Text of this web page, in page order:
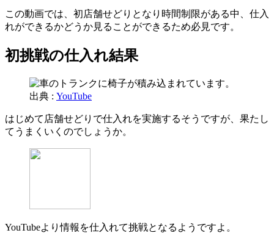
この動画では、初店舗せどりとなり時間制限がある中、仕入
れができるかどうか見ることができるため必見です。
初挑戦の仕入れ結果
出典 : YouTube
はじめて店舗せどりで仕入れを実施するそうですが、果たし
てうまくいくのでしょうか。
YouTubeより情報を仕入れて挑戦となるようですよ。